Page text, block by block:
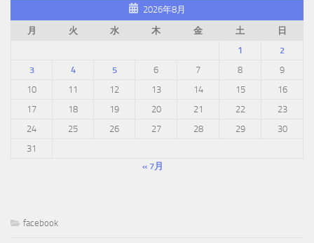
2026年8月
月
火 水 木 金 土
日
1
2
3
4 5 6 7 8
9
10
11 12 13 14 15
16
17
18 19 20 21 22
23
24
25 26 27 28 29
30
31
« 7月
facebook